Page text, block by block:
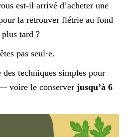
est-il arrivé d’acheter une
la retrouver flétrie au fond
tard ?
pas seul·e.
techniques simples pour
voire le conserver jusqu’à 6